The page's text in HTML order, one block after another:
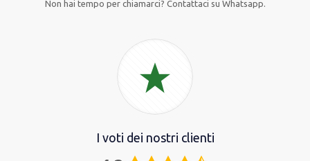
Non hai tempo per chiamarci? Contattaci su Whatsapp.
I voti dei nostri clienti